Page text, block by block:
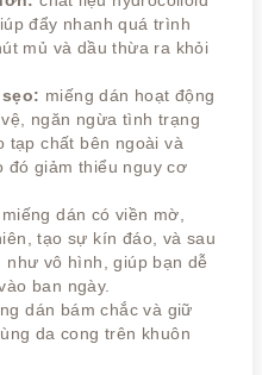
đẩy nhanh quá trình
mủ và dầu thừa ra khỏi
miếng dán hoạt động
ngăn ngừa tình trạng
tạp chất bên ngoài và
đó giảm thiểu nguy cơ
miếng dán có viền mờ,
tạo sự kín đáo, và sau
như vô hình, giúp bạn dễ
ban ngày.
dán bám chắc và giữ
da cong trên khuôn